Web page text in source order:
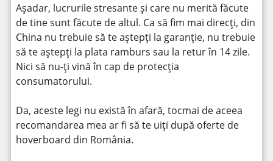
Așadar, lucrurile stresante și care nu merită făcute
de tine sunt făcute de altul. Ca să fim mai direcți, din
China nu trebuie să te aștepți la garanție, nu trebuie
să te aștepți la plata ramburs sau la retur în 14 zile.
Nici să nu-ți vină în cap de protecția
consumatorului.
Da, aceste legi nu există în afară, tocmai de aceea
recomandarea mea ar fi să te uiți după oferte de
hoverboard din România.